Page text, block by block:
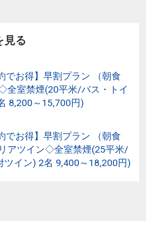
見る
でお得】早割プラン （朝食
室禁煙(20平米/バス・トイ
8,200～15,700円)
でお得】早割プラン （朝食
アツイン◇全室禁煙(25平米/
ツイン) 2名 9,400～18,200円)